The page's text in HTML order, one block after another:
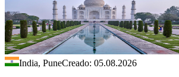
India, PuneCreado: 05.08.2026